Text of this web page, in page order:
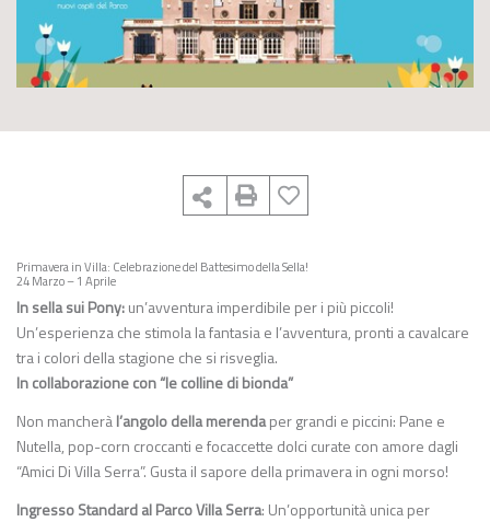
Primavera in Villa: Celebrazione del Battesimo della Sella!
24 Marzo – 1 Aprile
In sella sui Pony:un’avventura imperdibile per i più piccoli!
Un’esperienza che stimola la fantasia e l’avventura, pronti a cavalcare
tra i colori della stagione che si risveglia.
In collaborazione con “le colline di bionda”
Non mancheràl’angolo della merendaper grandi e piccini: Pane e
Nutella, pop-corn croccanti e focaccette dolci curate con amore dagli
“Amici Di Villa Serra”. Gusta il sapore della primavera in ogni morso!
Ingresso Standard al Parco Villa Serra: Un’opportunità unica per